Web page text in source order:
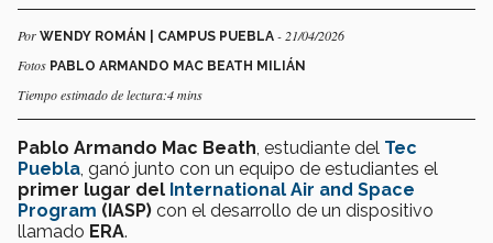
Por WENDY ROMÁN | CAMPUS PUEBLA - 21/04/2026
Fotos PABLO ARMANDO MAC BEATH MILIÁN
Tiempo estimado de lectura:4 mins
Pablo Armando Mac Beath , estudiante del Tec
Puebla , ganó junto con un equipo de estudiantes el
primer lugar del International Air and Space
Program (IASP) con el desarrollo de un dispositivo
llamado ERA.